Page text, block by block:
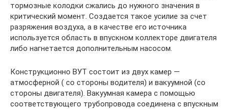
тормозные колодки сжались до нужного значения в
критический момент. Создается такое усилие за счет
разряжения воздуха, а в качестве его источника
используется область в впускном коллекторе двигателя
либо нагнетается дополнительным насосом.
Конструкционно ВУТ состоит из двух камер —
атмосферной ( со стороны водителя) и вакуумной (со
стороны двигателя). Вакуумная камера с помощью
соответствующего трубопровода соединена с впускным